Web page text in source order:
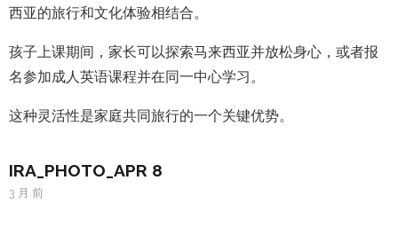
西亚的旅行和文化体验相结合。
孩子上课期间，家长可以探索马来西亚并放松身心，或者报
名参加成人英语课程并在同一中心学习。
这种灵活性是家庭共同旅行的一个关键优势。
IRA_PHOTO_APR 8
3 月 前